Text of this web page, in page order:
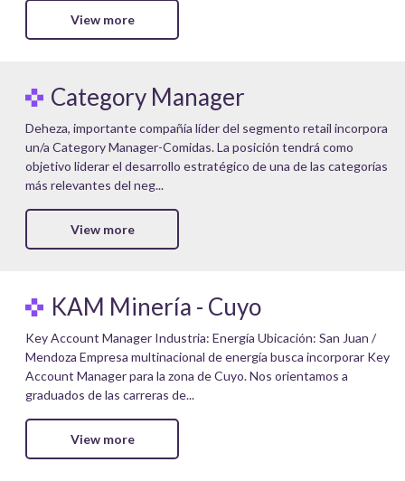
View more
Category Manager
Deheza, importante compañía líder del segmento retail incorpora
un/a Category Manager-Comidas. La posición tendrá como
objetivo liderar el desarrollo estratégico de una de las categorías
más relevantes del neg...
View more
KAM Minería - Cuyo
Key Account Manager Industria: Energía Ubicación: San Juan /
Mendoza Empresa multinacional de energía busca incorporar Key
Account Manager para la zona de Cuyo. Nos orientamos a
graduados de las carreras de...
View more